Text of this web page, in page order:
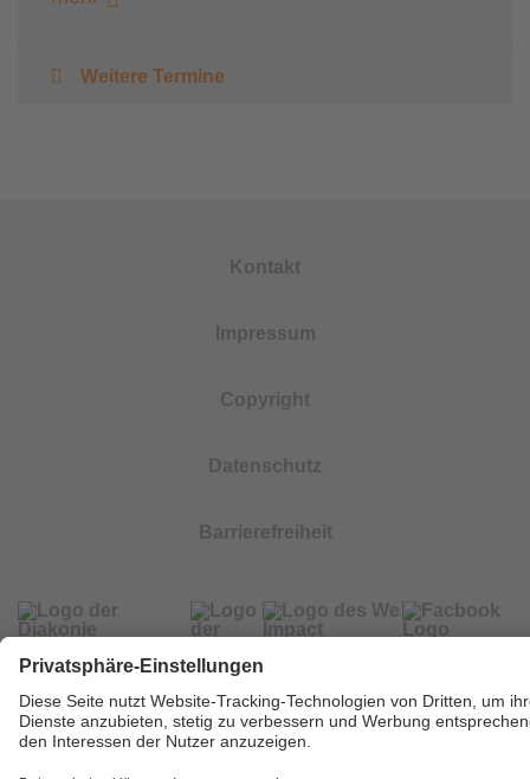
Weitere Termine
Kontakt
Impressum
Copyright
Datenschutz
Barrierefreiheit